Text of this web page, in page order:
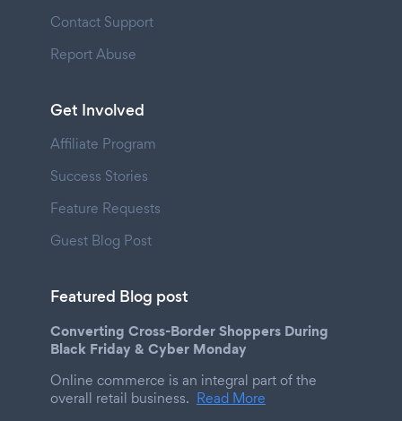
Contact Support
Report Abuse
Get Involved
Affiliate Program
Success Stories
Feature Requests
Guest Blog Post
Featured Blog post
Converting Cross-Border Shoppers During
Black Friday & Cyber Monday
Online commerce is an integral part of the
overall retail business. Read More